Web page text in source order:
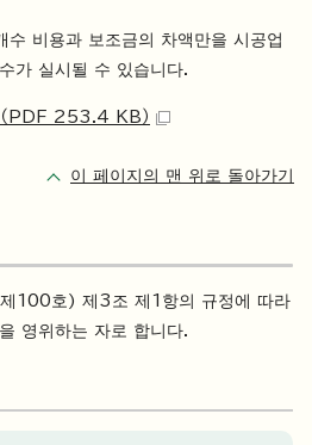
수 비용과 보조금의 차액만을 시공업
가 실시될 수 있습니다.
PDF 253.4 KB）
이 페이지의 맨 위로 돌아가기
100호) 제3조 제1항의 규정에 따라
영위하는 자로 합니다.